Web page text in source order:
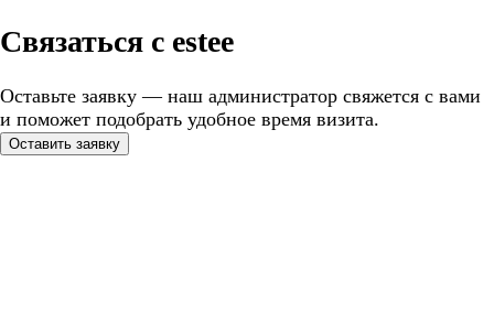
Связаться с estee
Оставьте заявку — наш администратор свяжется с вами
и поможет подобрать удобное время визита.
Оставить заявку